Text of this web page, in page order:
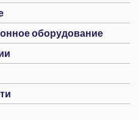
оборудование